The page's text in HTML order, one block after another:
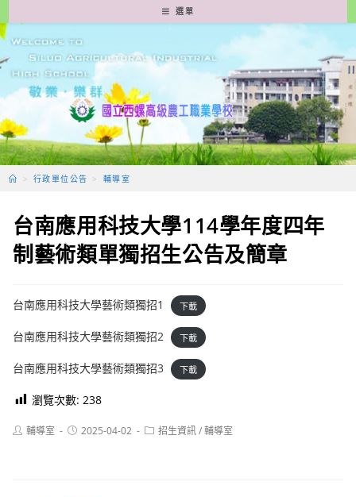
轉
至
要
容
選單
> 行政單位公告 > 輔導室
台南應用科技大學114學年度四年
制藝術類單獨招生公告及簡章
台南應用科技大學藝術類獨招1 下載
台南應用科技大學藝術類獨招2 下載
台南應用科技大學藝術類獨招3 下載
瀏覽次數: 238
Post輔導室
Post2025-04-02
Post招生資訊/輔導室